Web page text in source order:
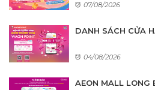
07/08/2026
DANH SÁCH CỬA
04/08/2026
AEON MALL LONG